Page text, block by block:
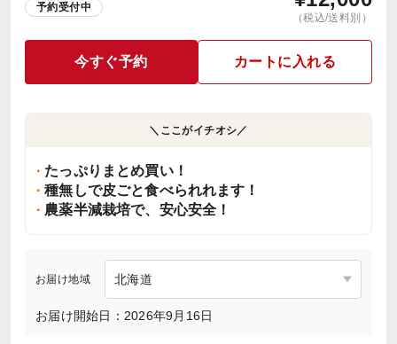
予約受付中
（税込/送料別）
今すぐ予約 カートに入れる
＼ここがイチオシ／
たっぷりまとめ買い！
種無しで皮ごと食べられれます！
農薬半減栽培で、安心安全！
お届け地域
お届け開始日：2026年9月16日